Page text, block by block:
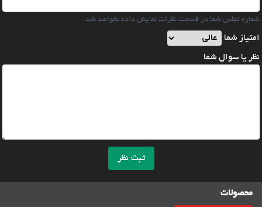
شماره تماس شما در قسمت نظرات نمایش داده نخواهد شد.
امتیاز شما
نظر یا سوال شما
ثبت نظر
محصولات